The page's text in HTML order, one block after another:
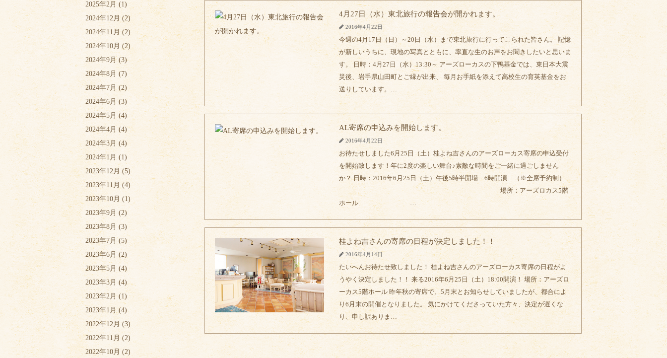
4月27日（水）東北旅行の報告会が開かれます。
2016年4月22日
今週の4月17日（日）～20日（水）まで東北旅行に行ってこられた皆さん。 記憶
が新しいうちに、現地の写真とともに、率直な生のお声をお聞きしたいと思いま
す。 日時：4月27日（水）13:30～ アーズローカスの下鴨基金では、東日本大震
災後、岩手県山田町とご縁が出来、 毎月お手紙を添えて高校生の育英基金をお
送りしています。…
AL寄席の申込みを開始します。
2016年4月22日
お待たせしました6月25日（土）桂よね吉さんのアーズローカス寄席の申込受付
を開始致します！年に2度の楽しい舞台♪素敵な時間をご一緒に過ごしません
か？ 日時：2016年6月25日（土）午後5時半開場 6時開演 （※全席予約制）
場所：アーズロカス5階
ホール …
桂よね吉さんの寄席の日程が決定しました！！
2016年4月14日
たいへんお待たせ致しました！ 桂よね吉さんのアーズローカス寄席の日程がよ
うやく決定しました！！ 来る2016年6月25日（土）18:00開演！ 場所：アーズロ
ーカス5階ホール 昨年秋の寄席で、5月末とお知らせしていましたが、都合によ
り6月末の開催となりました。 気にかけてくださっていた方々、決定が遅くな
り、申し訳ありま…
2025年2月 (1)
2024年12月 (2)
2024年11月 (2)
2024年10月 (2)
2024年9月 (3)
2024年8月 (7)
2024年7月 (2)
2024年6月 (3)
2024年5月 (4)
2024年4月 (4)
2024年3月 (4)
2024年1月 (1)
2023年12月 (5)
2023年11月 (4)
2023年10月 (1)
2023年9月 (2)
2023年8月 (3)
2023年7月 (5)
2023年6月 (2)
2023年5月 (4)
2023年3月 (4)
2023年2月(1)
2023年1月(4)
2022年12月 (3)
2022年11月 (2)
2022年10月 (2)